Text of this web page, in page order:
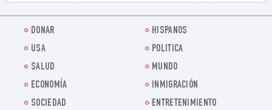
DONAR
HISPANOS
USA
POLITICA
SALUD
MUNDO
ECONOMÍA
INMIGRACIÓN
SOCIEDAD
ENTRETENIMIENTO